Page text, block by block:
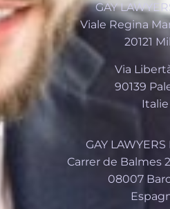
GAY
Viale Regina
20121
Via
90139
Italie
GAY LAWYERS
Carrer de Balmes
08007